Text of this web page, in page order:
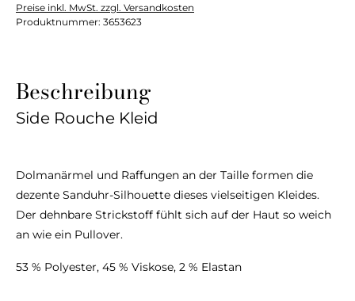
Preise inkl. MwSt. zzgl. Versandkosten
Produktnummer: 3653623
Beschreibung
Side Rouche Kleid
Dolmanärmel und Raffungen an der Taille formen die
dezente Sanduhr-Silhouette dieses vielseitigen Kleides.
Der dehnbare Strickstoff fühlt sich auf der Haut so weich
an wie ein Pullover.
53 % Polyester, 45 % Viskose, 2 % Elastan